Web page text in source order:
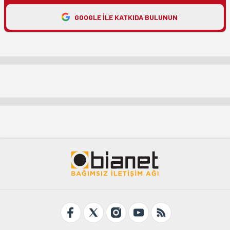
GOOGLE ILE KATKIDA BULUNUN